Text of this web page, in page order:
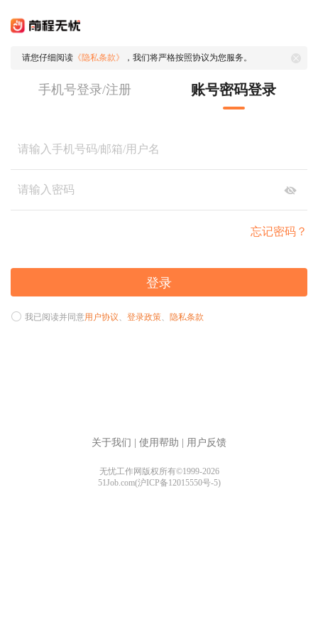
请您仔细阅读 《隐私条款》 ，我们将严格按照协议为您服务。
手机号登录/注册 账号密码登录
忘记密码？
登录
我已阅读并同意用户协议、 登录政策、 隐私条款
关于我们 使用帮助 用户反馈
无忧工作网版权所有©1999-2026
51Job.com(沪ICP备12015550号-5)